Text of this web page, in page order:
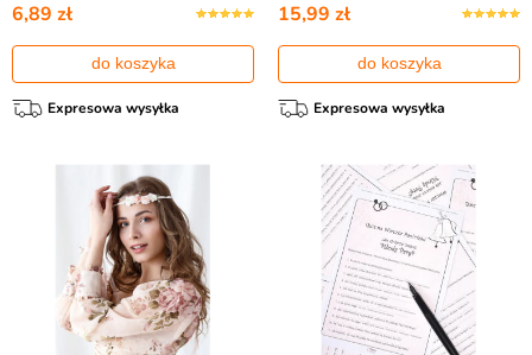
6,89 zł
do koszyka
Expresowa wysyłka
15,99 zł
do koszyka
Expresowa wysyłka